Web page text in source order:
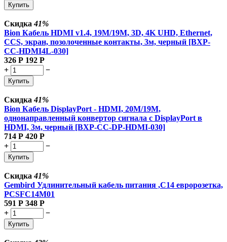
Купить
Скидка41%
Bion Кабель HDMI v1.4, 19M/19M, 3D, 4K UHD, Ethernet,
CCS, экран, позолоченные контакты, 3м, черный [BXP-
CC-HDMI4L-030]
326 Р 192 Р
+
−
Купить
Скидка41%
Bion Кабель DisplayPort - HDMI, 20M/19M,
однонаправленный конвертор сигнала с DisplayPort в
HDMI, 3м, черный [BXP-CC-DP-HDMI-030]
714 Р 420 Р
+
−
Купить
Скидка41%
Gembird Удлинительный кабель питания ,C14 евророзетка,
PCSFC14M01
591 Р 348 Р
+
−
Купить